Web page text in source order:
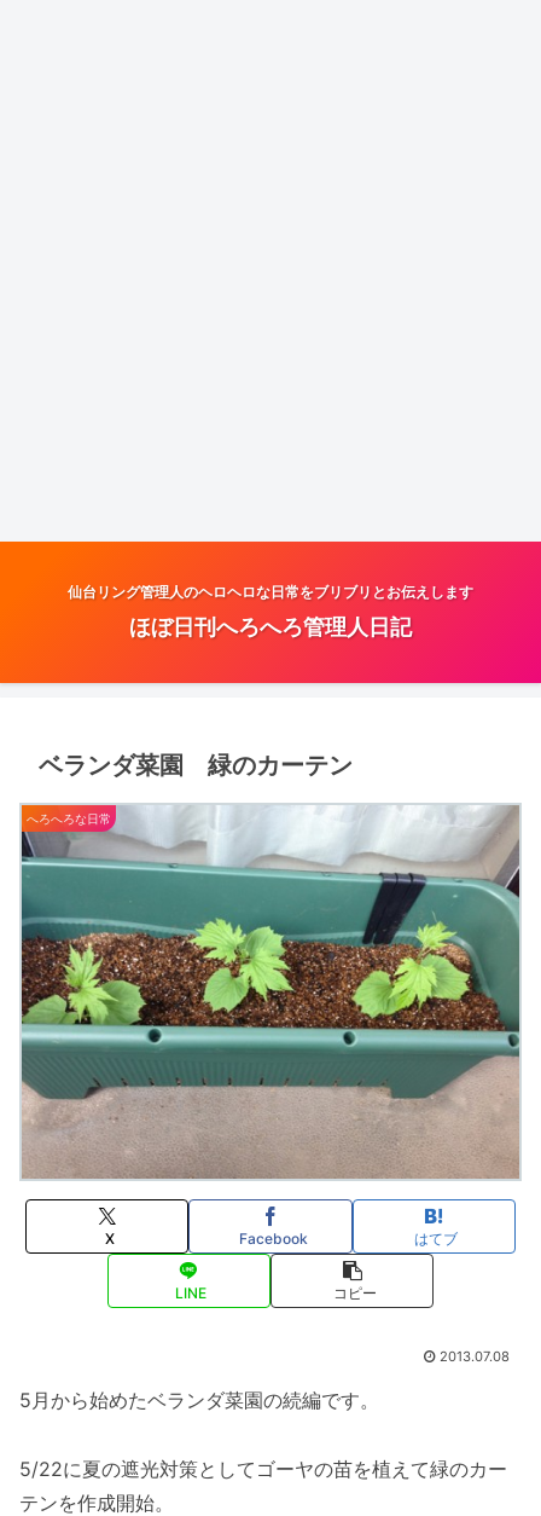
仙台リング管理人のヘロヘロな日常をブリブリとお伝えします
ほぼ日刊へろへろ管理人日記
ベランダ菜園 緑のカーテン
へろへろな日常
X Facebook はてブ
LINE コピー
2013.07.08
5月から始めたベランダ菜園の続編です。
5/22に夏の遮光対策としてゴーヤの苗を植えて緑のカー
テンを作成開始。